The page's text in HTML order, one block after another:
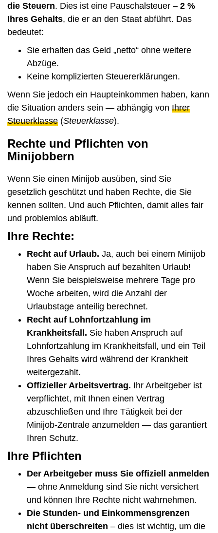
die Steuern. Dies ist eine Pauschalsteuer – 2 %
Ihres Gehalts, die er an den Staat abführt. Das
bedeutet:
Sie erhalten das Geld „netto“ ohne weitere
Abzüge.
Keine komplizierten Steuererklärungen.
Wenn Sie jedoch ein Haupteinkommen haben, kann
die Situation anders sein — abhängig von Ihrer
Steuerklasse (Steuerklasse).
Rechte und Pflichten von
Minijobbern
Wenn Sie einen Minijob ausüben, sind Sie
gesetzlich geschützt und haben Rechte, die Sie
kennen sollten. Und auch Pflichten, damit alles fair
und problemlos abläuft.
Ihre Rechte:
Recht auf Urlaub. Ja, auch bei einem Minijob
haben Sie Anspruch auf bezahlten Urlaub!
Wenn Sie beispielsweise mehrere Tage pro
Woche arbeiten, wird die Anzahl der
Urlaubstage anteilig berechnet.
Recht auf Lohnfortzahlung im
Krankheitsfall. Sie haben Anspruch auf
Lohnfortzahlung im Krankheitsfall, und ein Teil
Ihres Gehalts wird während der Krankheit
weitergezahlt.
Offizieller Arbeitsvertrag. Ihr Arbeitgeber ist
verpflichtet, mit Ihnen einen Vertrag
abzuschließen und Ihre Tätigkeit bei der
Minijob-Zentrale anzumelden — das garantiert
Ihren Schutz.
Ihre Pflichten
Der Arbeitgeber muss Sie offiziell anmelden
— ohne Anmeldung sind Sie nicht versichert
und können Ihre Rechte nicht wahrnehmen.
Die Stunden- und Einkommensgrenzen
nicht überschreiten – dies ist wichtig, um die